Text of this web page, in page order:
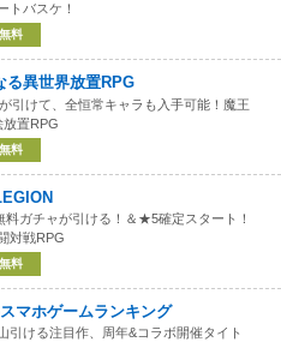
トバスケ！
無料
る異世界放置RPG
引けて、全恒常キャラも入手可能！魔王
置RPG
無料
料ガチャが引ける！＆★5確定スタート！
対戦RPG
無料
マホゲームランキング
引ける注目作、周年&コラボ開催タイト